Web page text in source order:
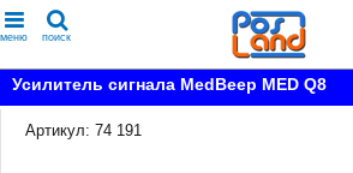
меню поиск
Усилитель сигнала MedBeep MED Q8
Артикул: 74 191